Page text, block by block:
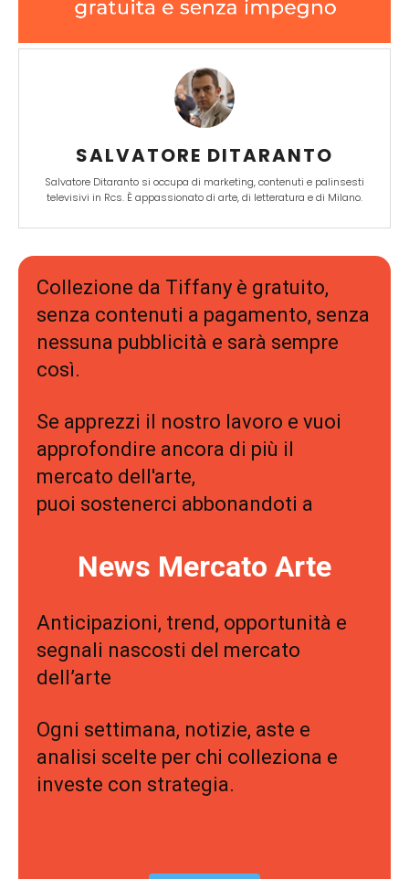
SALVATORE DITARANTO
Salvatore Ditaranto si occupa di marketing, contenuti e palinsesti
televisivi in Rcs. È appassionato di arte, di letteratura e di Milano.
Collezione da Tiffany è gratuito,
senza contenuti a pagamento, senza
nessuna pubblicità e sarà sempre
così.
Se apprezzi il nostro lavoro e vuoi
approfondire ancora di più il
mercato dell'arte,
puoi sostenerci abbonandoti a
News Mercato Arte
Anticipazioni, trend, opportunità e
segnali nascosti del mercato
dell’arte
Ogni settimana, notizie, aste e
analisi scelte per chi colleziona e
investe con strategia.